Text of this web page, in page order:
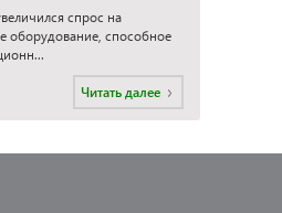
спрос на
оборудование, способное
Читать далее